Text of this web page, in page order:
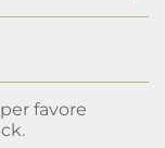
favore